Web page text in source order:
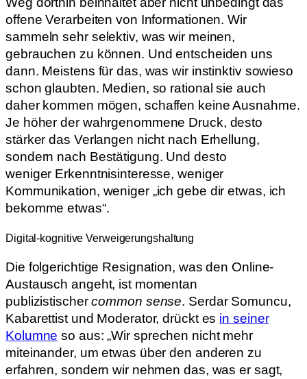
offene Verarbeiten von Informationen. Wir
sammeln sehr selektiv, was wir meinen,
gebrauchen zu können. Und entscheiden uns
dann. Meistens für das, was wir instinktiv sowieso
schon glaubten. Medien, so rational sie auch
daher kommen mögen, schaffen keine Ausnahme.
Je höher der wahrgenommene Druck, desto
stärker das Verlangen nicht nach Erhellung,
sondern nach Bestätigung. Und desto
weniger Erkenntnisinteresse, weniger
Kommunikation, weniger „ich gebe dir etwas, ich
bekomme etwas“.
Digital-kognitive Verweigerungshaltung
Die folgerichtige Resignation, was den Online-
Austausch angeht, ist momentan
publizistischercommon sense. Serdar Somuncu,
Kabarettist und Moderator, drückt es in seiner
Kolumne so aus: „Wir sprechen nicht mehr
miteinander, um etwas über den anderen zu
erfahren, sondern wir nehmen das, was er sagt,